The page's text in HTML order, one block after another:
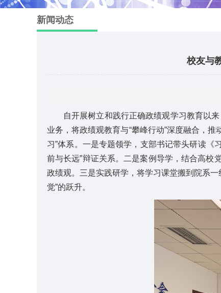
新闻动态
校友与
自开展树立和践行正确政绩观学习教育以
业务，将政绩观教育与“攀峰行动”深度融合，
习”体系。一是专题领学，支部书记带头研读《
前与长远”辩证关系。二是案例导学，结合高校
政绩观。三是实践研学，将学习课堂搬到院系
觉”的跃升。